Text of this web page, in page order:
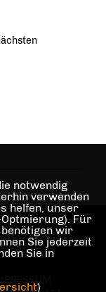
notwendig
verwenden
helfen, unser
Für
wir
Sie jederzeit
Sie in
)